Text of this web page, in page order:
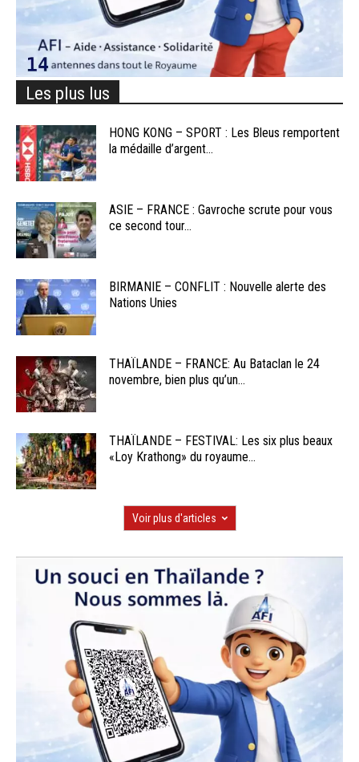
Les plus lus
HONG KONG – SPORT : Les Bleus remportent
la médaille d’argent...
ASIE – FRANCE : Gavroche scrute pour vous
ce second tour...
BIRMANIE – CONFLIT : Nouvelle alerte des
Nations Unies
THAÏLANDE – FRANCE: Au Bataclan le 24
novembre, bien plus qu’un...
THAÏLANDE – FESTIVAL: Les six plus beaux
«Loy Krathong» du royaume...
Voir plus d'articles